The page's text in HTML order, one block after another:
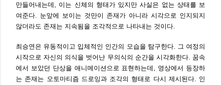
만들어내는데, 이는 신체의 형태가 있지만 사실은 없는 상태를 보
여준다. 눈앞에 보이는 것만이 존재가 아니라 시각으로 인지되지
않더라도 존재는 지속됨을 조각적으로 나타내는 것이다.
최승연은 유동적이고 입체적인 인간의 모습을 탐구한다. 그 여정의
시작으로 자신의 의식을 벗어난 무의식의 순간을 시각화한다. 꿈속
에서 보았던 단상을 애니메이션으로 표현하는데, 영상에서 등장하
는 존재는 오토마티즘 드로잉과 조각의 형태로 다시 제시된다. 인